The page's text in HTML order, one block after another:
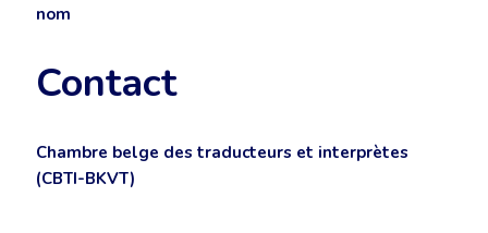
nom
Contact
Chambre belge des traducteurs et interprètes
(CBTI-BKVT)